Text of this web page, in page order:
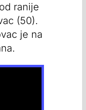
ranije
(50).
je na